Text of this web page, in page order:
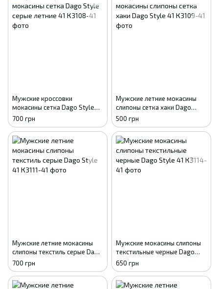
Мужские кроссовки
мокасины сетка Dago Style
серые летние 41
700 грн
Мужские летние мокасины
слипоны сетка хаки Dago
Style 41
500 грн
Мужские летние мокасины
слипоны текстиль серые Dago
Style 41
700 грн
Мужские мокасины слипоны
текстильные черные Dago
Style 41
650 грн